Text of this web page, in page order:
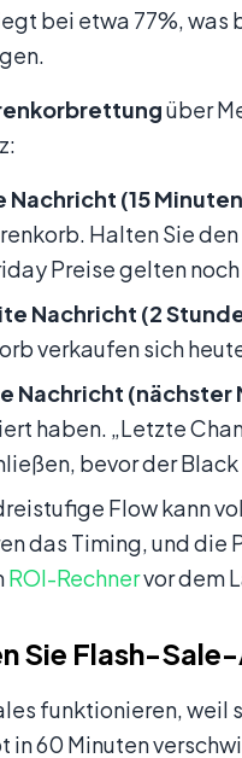
bei etwa 77%, was
über
Nachricht (15
Halten Sie
Preise gelten
Nachricht (2
verkaufen sich
Nachricht (nächster
haben. „Letzte
bevor der
Flow kann
das Timing, und die
ROI-Rechnervor dem
Sie Flash-
funktionieren, weil
in 60 Minuten